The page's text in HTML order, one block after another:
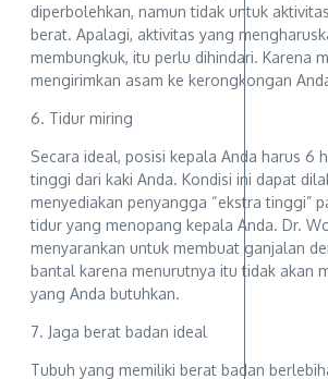
diperbolehkan, namun tidak untuk
berat. Apalagi, aktivitas yang
membungkuk, itu perlu dihindari. Karena
mengirimkan asam ke kerongkongan
6. Tidur miring
Secara ideal, posisi kepala Anda harus 6
tinggi dari kaki Anda. Kondisi ini dapat
menyediakan penyangga “ekstra tinggi”
tidur yang menopang kepala Anda. Dr.
menyarankan untuk membuat ganjalan
bantal karena menurutnya itu tidak akan
yang Anda butuhkan.
7. Jaga berat badan ideal
Tubuh yang memiliki berat badan